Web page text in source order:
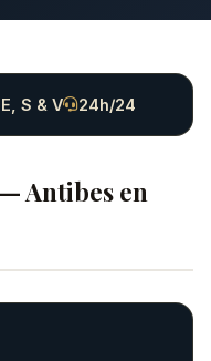
S & V 24h/24
Antibes en